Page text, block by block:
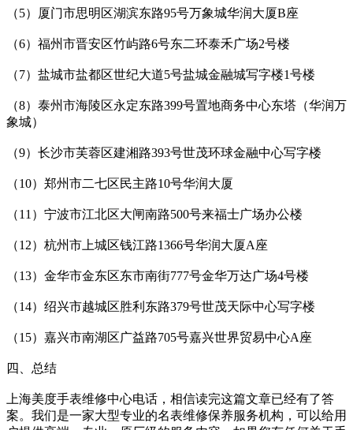
（5）厦门市思明区湖滨东路95号万象城华润大厦B座
（6）福州市晋安区竹屿路6号东二环泰禾广场2号楼
（7）盐城市盐都区世纪大道5号盐城金融城写字楼1号楼
（8）泰州市海陵区永定东路399号置地商务中心东塔（华润万
象城）
（9）长沙市芙蓉区建湘路393号世茂环球金融中心写字楼
（10）郑州市二七区民主路10号华润大厦
（11）宁波市江北区大闸南路500号来福士广场办公楼
（12）杭州市上城区钱江路1366号华润大厦A座
（13）金华市金东区东市南街777号金华万达广场4号楼
（14）绍兴市越城区胜利东路379号世茂天际中心写字楼
（15）嘉兴市南湖区广益路705号嘉兴世界贸易中心A座
四、总结
上海美度手表维修中心电话，相信读完这篇文章已经有了答
案。我们是一家大型专业的名表维修保养服务机构，可以给用